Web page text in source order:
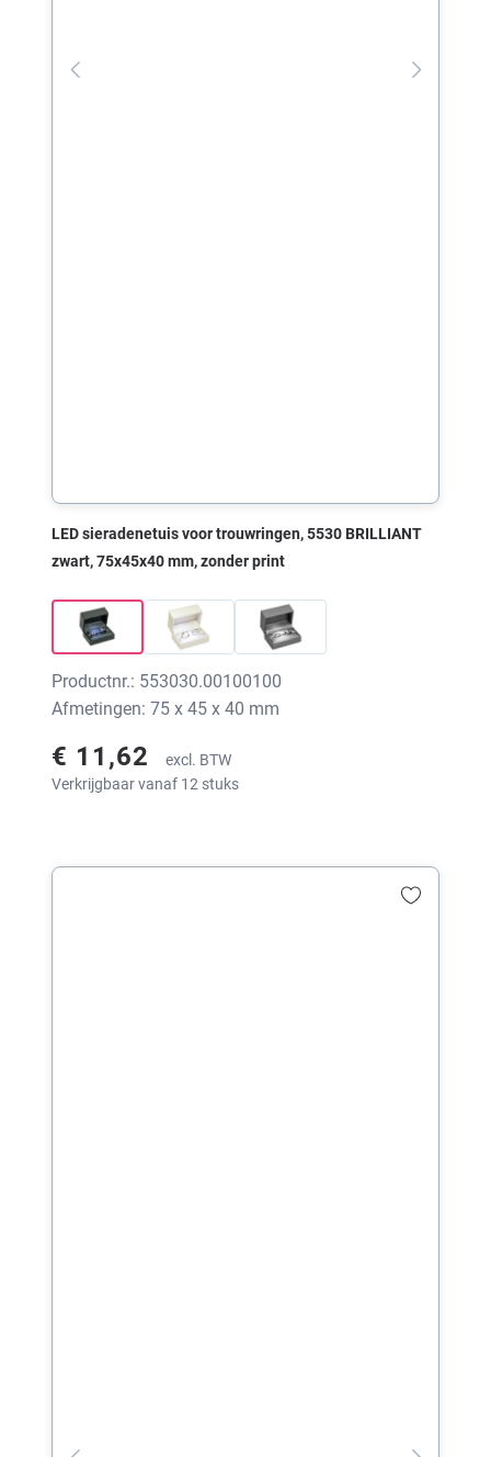
LED sieradenetuis voor trouwringen, 5530 BRILLIANT
zwart, 75x45x40 mm, zonder print
Productnr.: 553030.00100100
Afmetingen: 75 x 45 x 40 mm
€ 11,62
excl. BTW
Verkrijgbaar vanaf 12 stuks